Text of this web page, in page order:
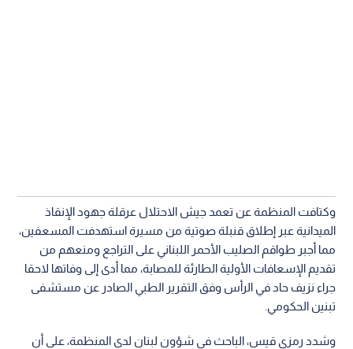
وكتافت المنظمة عن تعمد جيش الاحتلال عرقلة جهود الإنقاذ
الميدانية عبر إطلاق قنبلة صوتية من مسيرة استهدفت المسعفين،
مما أجبر طواقم الصليب الأحمر اللبناني على التراجع ومنعهم من
تقديم الإسعافات الأولية الطارئة للمصابة، مما أدى إلى وفاتها لاحقا
جراء نزيف حاد في الرأس وفق التقرير الطبي الصادر عن مستشفى
تبنين الحكومي.
وشدد رمزي قيس، الباحث في شؤون لبنان لدى المنظمة، على أن